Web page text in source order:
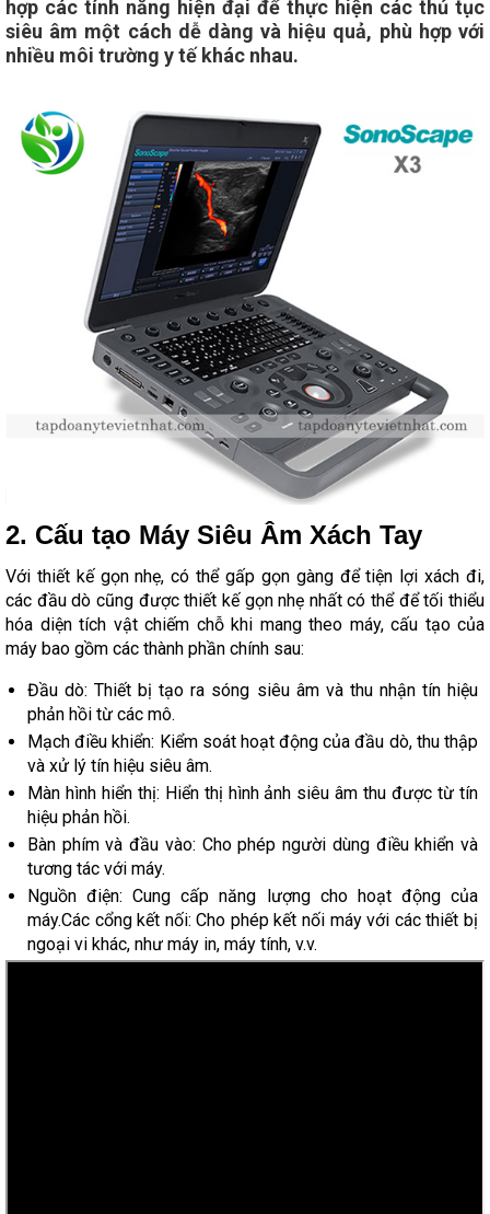
hợp các tính năng hiện đại để thực hiện các thủ tục
siêu âm một cách dễ dàng và hiệu quả, phù hợp với
nhiều môi trường y tế khác nhau.
2. Cấu tạo Máy Siêu Âm Xách Tay
Với thiết kế gọn nhẹ, có thể gấp gọn gàng để tiện lợi xách đi,
các đầu dò cũng được thiết kế gọn nhẹ nhất có thể để tối thiểu
hóa diện tích vật chiếm chỗ khi mang theo máy, cấu tạo của
máy bao gồm các thành phần chính sau:
Đầu dò: Thiết bị tạo ra sóng siêu âm và thu nhận tín hiệu
phản hồi từ các mô.
Mạch điều khiển: Kiểm soát hoạt động của đầu dò, thu thập
và xử lý tín hiệu siêu âm.
Màn hình hiển thị: Hiển thị hình ảnh siêu âm thu được từ tín
hiệu phản hồi.
Bàn phím và đầu vào: Cho phép người dùng điều khiển và
tương tác với máy.
Nguồn điện: Cung cấp năng lượng cho hoạt động của
máy.Các cổng kết nối: Cho phép kết nối máy với các thiết bị
ngoại vi khác, như máy in, máy tính, v.v.